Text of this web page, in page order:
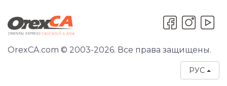
OrexCA.com © 2003-2026. Все права защищены.
РУС